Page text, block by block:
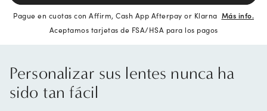
Pague en cuotas con Affirm, Cash App Afterpay or Klarna Más info.
Aceptamos tarjetas de FSA/HSA para los pagos
Personalizar sus lentes nunca ha
sido tan fácil